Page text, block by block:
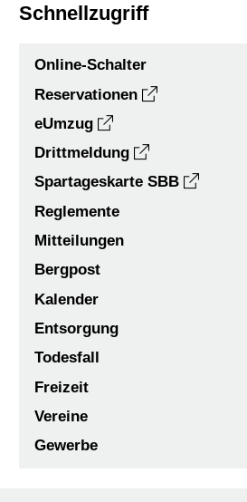
Schnellzugriff
Online-Schalter
Reservationen
eUmzug
Drittmeldung
Spartageskarte SBB
Reglemente
Mitteilungen
Bergpost
Kalender
Entsorgung
Todesfall
Freizeit
Vereine
Gewerbe